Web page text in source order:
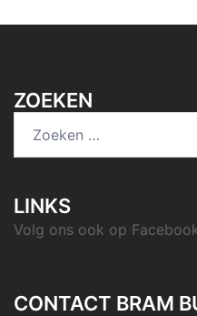
ZOEKEN
naar:
LINKS
Volg ons ook op
CONTACT BRAM